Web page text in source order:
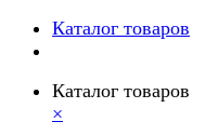
Каталог товаров
Каталог товаров
×